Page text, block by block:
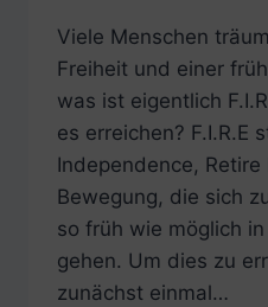
Viele Menschen
Freiheit und einer
was ist eigentlich
es erreichen? F.I.R.E
Independence, Retire
Bewegung, die sich
so früh wie möglich
gehen. Um dies zu
zunächst einmal…